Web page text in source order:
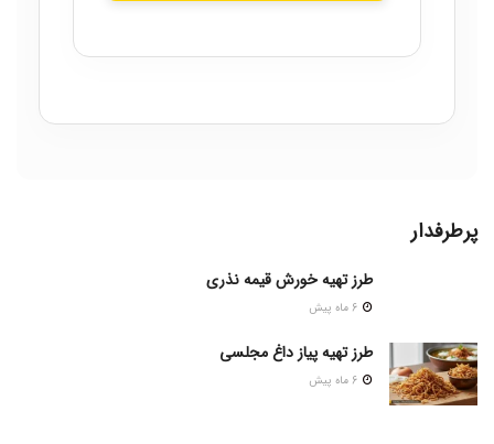
پرطرفدار
طرز تهیه خورش قیمه نذری
طرز تهیه پیاز داغ مجلسی